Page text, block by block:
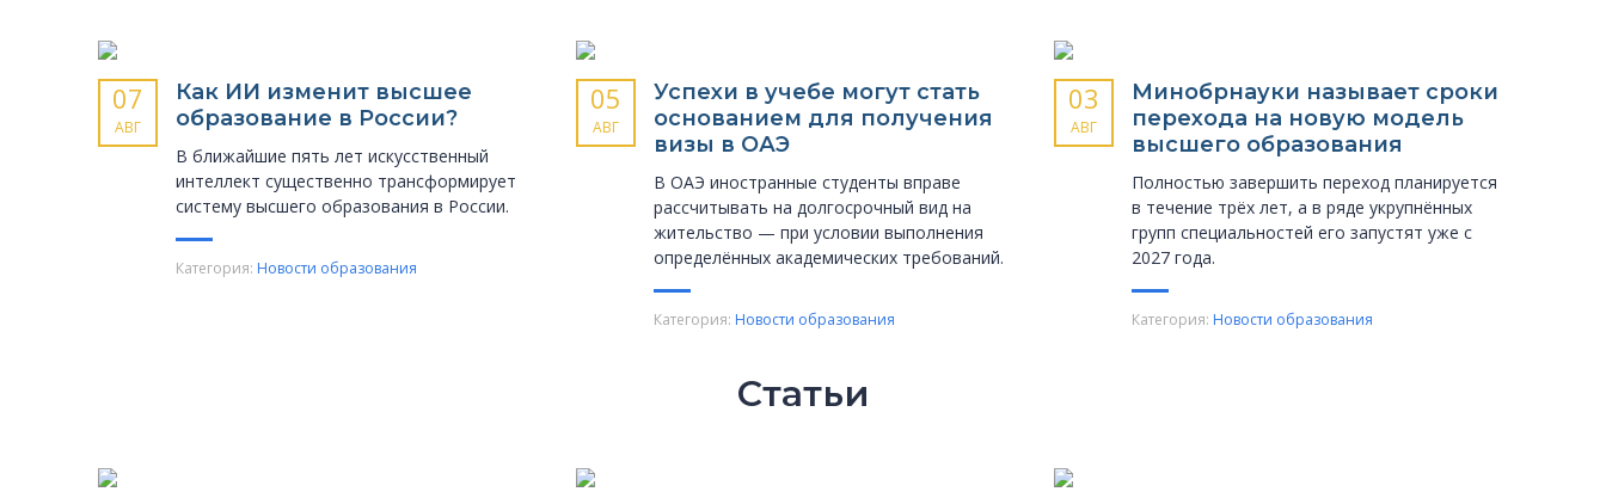
07
АВГ
Как ИИ изменит высшее
образование в России?
В ближайшие пять лет искусственный
интеллект существенно трансформирует
систему высшего образования в России.
Категория: Новости образования
05
АВГ
Успехи в учебе могут стать
основанием для получения
визы в ОАЭ
В ОАЭ иностранные студенты вправе
рассчитывать на долгосрочный вид на
жительство — при условии выполнения
определённых академических требований.
Категория: Новости образования
03
АВГ
Минобрнауки называет сроки
перехода на новую модель
высшего образования
Полностью завершить переход планируется
в течение трёх лет, а в ряде укрупнённых
групп специальностей его запустят уже с
2027 года.
Категория: Новости образования
Статьи